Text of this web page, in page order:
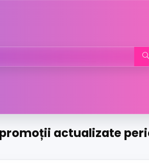
actualizate